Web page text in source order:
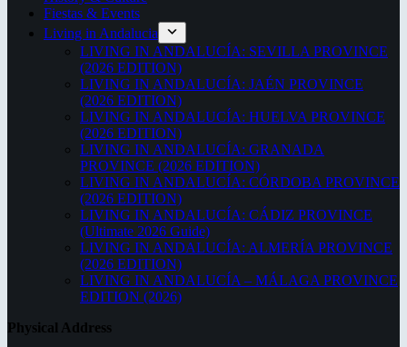
Fiestas & Events
Living in Andalucia
LIVING IN ANDALUCÍA: SEVILLA PROVINCE
(2026 EDITION)
LIVING IN ANDALUCÍA: JAÉN PROVINCE
(2026 EDITION)
LIVING IN ANDALUCÍA: HUELVA PROVINCE
(2026 EDITION)
LIVING IN ANDALUCÍA: GRANADA
PROVINCE (2026 EDITION)
LIVING IN ANDALUCÍA: CÓRDOBA PROVINCE
(2026 EDITION)
LIVING IN ANDALUCÍA: CÁDIZ PROVINCE
(Ultimate 2026 Guide)
LIVING IN ANDALUCÍA: ALMERÍA PROVINCE
(2026 EDITION)
LIVING IN ANDALUCÍA – MÁLAGA PROVINCE
EDITION (2026)
Physical Address